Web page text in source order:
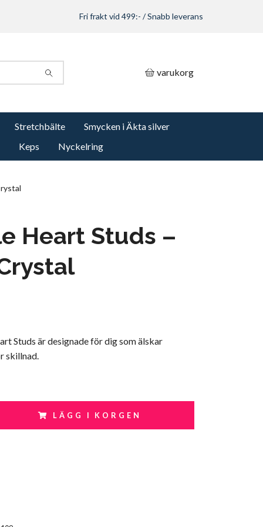
Fri frakt vid 499:- / Snabb leverans
varukorg
Stretchbälte
Smycken i Äkta silver
Keps
Nyckelring
Heart Studs –
Studs är designade för dig som älskar
skillnad.
LÄGG I KORGEN